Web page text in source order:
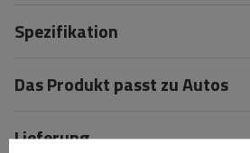
Spezifikation
Das Produkt passt zu Autos
Lieferung